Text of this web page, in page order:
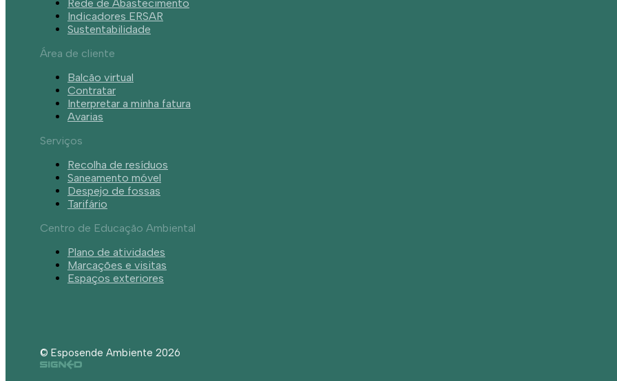
Rede de Abastecimento
Indicadores ERSAR
Sustentabilidade
Área de cliente
Balcão virtual
Contratar
Interpretar a minha fatura
Avarias
Serviços
Recolha de resíduos
Saneamento móvel
Despejo de fossas
Tarifário
Centro de Educação Ambiental
Plano de atividades
Marcações e visitas
Espaços exteriores
© Esposende Ambiente 2026